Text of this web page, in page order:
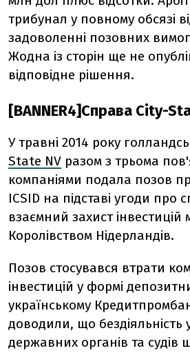
трибунал у повному обсязі
задоволенні позовних
Жодна із сторін ще не
відповідне рішення.
[BANNER4]Справа City-
У травні 2014 року
State NV разом з трьома
компаніями подала позов
ICSID на підставі угоди про
взаємний захист інвестицій
Королівством Нідерландів.
Позов стосувався втрати
інвестицій у формі
українському
доводили, що бездіяльність
державних органів та судів